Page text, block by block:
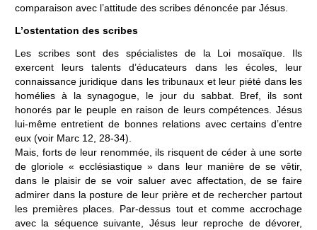
comparaison avec l’attitude des scribes dénoncée par Jésus.
L’ostentation des scribes
Les scribes sont des spécialistes de la Loi mosaïque. Ils
exercent leurs talents d’éducateurs dans les écoles, leur
connaissance juridique dans les tribunaux et leur piété dans les
homélies à la synagogue, le jour du sabbat. Bref, ils sont
honorés par le peuple en raison de leurs compétences. Jésus
lui-même entretient de bonnes relations avec certains d’entre
eux (voir Marc 12, 28-34).
Mais, forts de leur renommée, ils risquent de céder à une sorte
de gloriole « ecclésiastique » dans leur manière de se vêtir,
dans le plaisir de se voir saluer avec affectation, de se faire
admirer dans la posture de leur prière et de rechercher partout
les premières places. Par-dessus tout et comme accrochage
avec la séquence suivante, Jésus leur reproche de dévorer,